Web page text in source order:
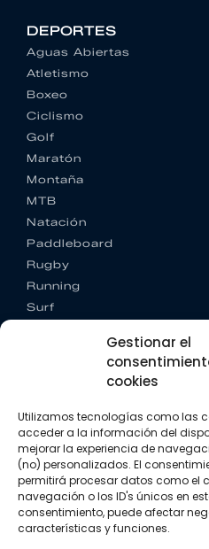
Gestionar el
cookies
Utilizamos tecnologías como las
acceder a la información del
mejorar la experiencia de
(no) personalizados. El
permitirá procesar datos como el
navegación o los ID's únicos en
consentimiento, puede afectar
características y funciones.
DEPORTES
Aguas Abiertas
Atletismo
Boxeo
Ciclismo
Golf
Maratón
Montaña
MTB
Natación
Paddleboard
Rugby
Running
Surf
CONTACTO
+34 662 342 177
info@vkssport.com
SÍGUENOS